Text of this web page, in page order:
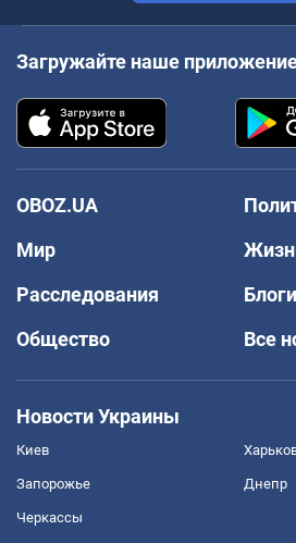
Загружайте наше
OBOZ.UA
Мир
Расследования
Блоги
Общество
Все
Новости Украины
Киев
Запорожье Днепр
Черкассы